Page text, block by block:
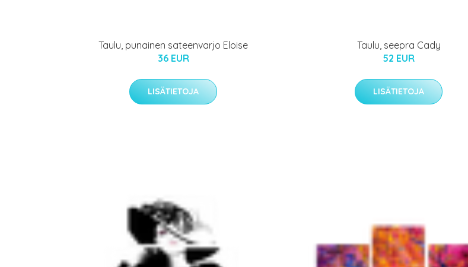
Taulu, punainen sateenvarjo Eloise
36 EUR
LISÄTIETOJA
Taulu, seepra Cady
52 EUR
LISÄTIETOJA